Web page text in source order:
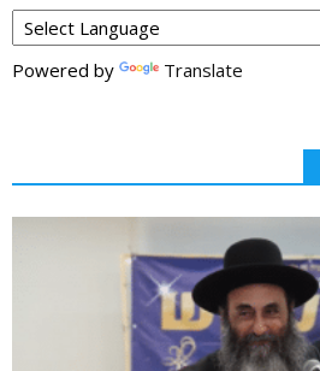
Powered by Translate